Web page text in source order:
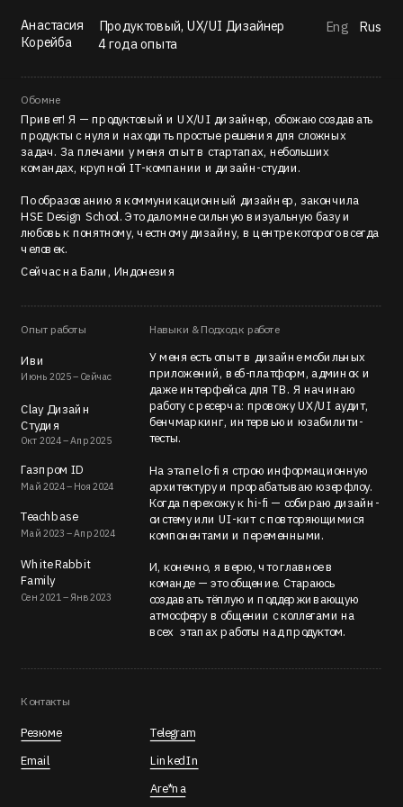
Анастасия
Корейба
Продуктовый, UX/UI Дизайнер
4 года опыта
Rus
Eng
Обо мне
Привет! Я — продуктовый и UX/UI дизайнер, обожаю создавать
продукты с нуля и находить простые решения для сложных
задач. За плечами у меня опыт в стартапах, небольших
командах, крупной IT-компании и дизайн-студии.
По образованию я коммуникационный дизайнер, закончила
HSE Design School. Это дало мне сильную визуальную базу и
любовь к понятному, честному дизайну, в центре которого всегда
человек.
Сейчас на Бали, Индонезия
Навыки & Подход к работе
Опыт работы
У меня есть опыт в дизайне мобильных
приложений, веб-платформ, админок и
даже интерфейса для ТВ. Я начинаю
работу с ресерча: провожу UX/UI аудит,
бенчмаркинг, интервью и юзабилити-
тесты.
На этапе lo-fi я строю информационную
архитектуру и прорабатываю юзерфлоу.
Когда перехожу к hi-fi — собираю дизайн-
систему или UI-кит с повторяющимися
компонентами и переменными.
И, конечно, я верю, что главное в
команде — это общение. Стараюсь
создавать тёплую и поддерживающую
атмосферу в общении с коллегами на
всех  этапах работы над продуктом.
Иви
Июнь 2025 – Сейчас
Clay Дизайн
Студия
Окт 2024 – Апр 2025
Газпром ID
Май 2024 – Ноя 2024
Teachbase
Май 2023 – Апр 2024
White Rabbit
Family
Сен 2021 – Янв 2023
Контакты
Резюме
Email
Telegram
LinkedIn
Are*na